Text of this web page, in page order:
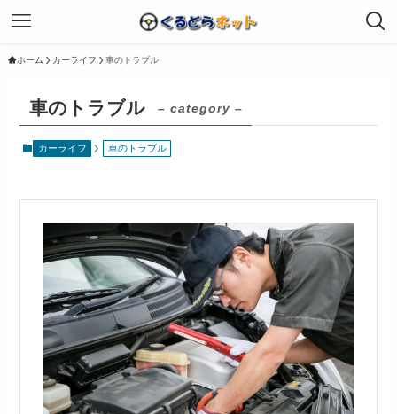
ホーム カーライフ 車のトラブル
車のトラブル – category –
カーライフ 車のトラブル